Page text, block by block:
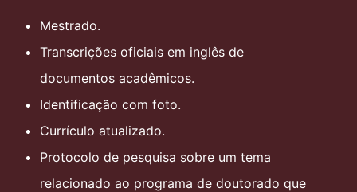
Mestrado.
Transcrições oficiais em inglês de
documentos acadêmicos.
Identificação com foto.
Currículo atualizado.
Protocolo de pesquisa sobre um tema
relacionado ao programa de doutorado que